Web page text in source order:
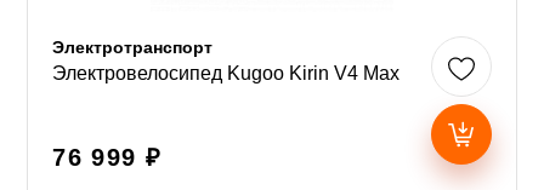
Электротранспорт
Электровелосипед Kugoo Kirin V4 Max
76 999 ₽